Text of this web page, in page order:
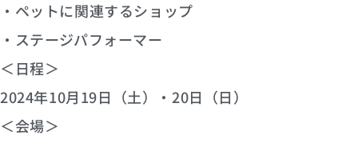
・ペットに関連するショップ
・ステージパフォーマー
＜日程＞
2024年10月19日（土）・20日（日）
＜会場＞